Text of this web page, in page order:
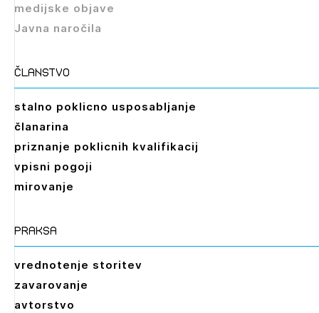
medijske objave
Javna naročila
članstvo
stalno poklicno usposabljanje
članarina
priznanje poklicnih kvalifikacij
vpisni pogoji
mirovanje
praksa
vrednotenje storitev
zavarovanje
avtorstvo